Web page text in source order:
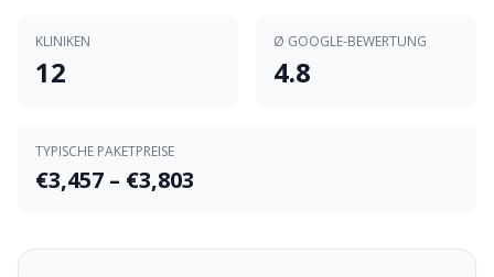
KLINIKEN
12
Ø GOOGLE-BEWERTUNG
4.8
TYPISCHE PAKETPREISE
€3,457 – €3,803